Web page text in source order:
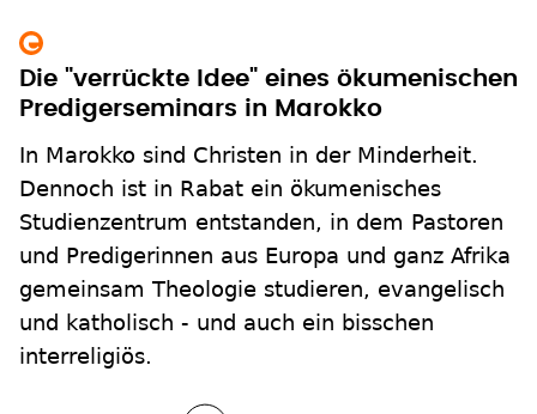
Die "verrückte Idee" eines ökumenischen
Predigerseminars in Marokko
In Marokko sind Christen in der Minderheit.
Dennoch ist in Rabat ein ökumenisches
Studienzentrum entstanden, in dem Pastoren
und Predigerinnen aus Europa und ganz Afrika
gemeinsam Theologie studieren, evangelisch
und katholisch - und auch ein bisschen
interreligiös.